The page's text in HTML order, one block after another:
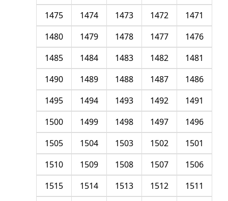
1471
1472
1473
1474
1475
1476
1477
1478
1479
1480
1481
1482
1483
1484
1485
1486
1487
1488
1489
1490
1491
1492
1493
1494
1495
1496
1497
1498
1499
1500
1501
1502
1503
1504
1505
1506
1507
1508
1509
1510
1511
1512
1513
1514
1515